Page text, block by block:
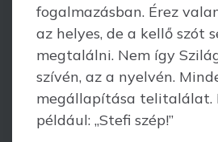
fogalmazásban. Érez
az helyes, de a kellő szót
megtalálni. Nem így
szívén, az a nyelvén.
megállapítása telitalálat.
például: „Stefi szép!”